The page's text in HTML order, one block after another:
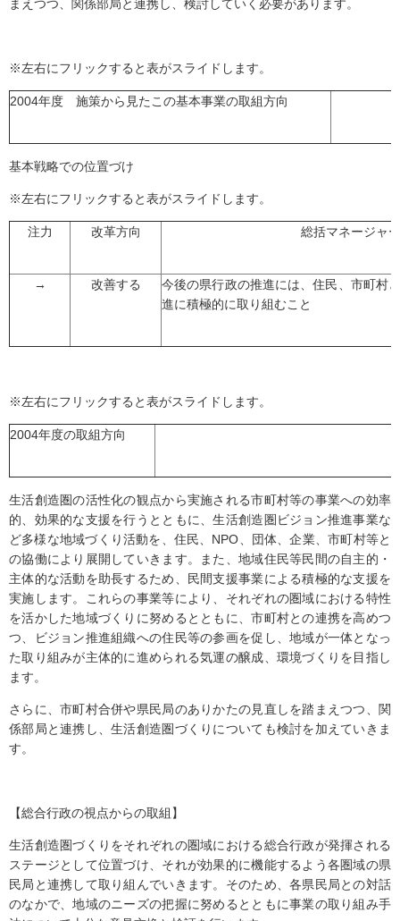
まえつつ、関係部局と連携し、検討していく必要があります。
※左右にフリックすると表がスライドします。
2004年度 施策から見たこの基本事業の取組方向
基本戦略での位置づけ
※左右にフリックすると表がスライドします。
注力 改革方向 総括マネージャ
→ 改善する
今後の県行政の推進には、住民、市町村
進に積極的に取り組むこと
※左右にフリックすると表がスライドします。
2004年度の取組方向
生活創造圏の活性化の観点から実施される市町村等の事業への効率
的、効果的な支援を行うとともに、生活創造圏ビジョン推進事業な
ど多様な地域づくり活動を、住民、NPO、団体、企業、市町村等と
の協働により展開していきます。また、地域住民等民間の自主的・
主体的な活動を助長するため、民間支援事業による積極的な支援を
実施します。これらの事業等により、それぞれの圏域における特性
を活かした地域づくりに努めるとともに、市町村との連携を高めつ
つ、ビジョン推進組織への住民等の参画を促し、地域が一体となっ
た取り組みが主体的に進められる気運の醸成、環境づくりを目指し
ます。
さらに、市町村合併や県民局のありかたの見直しを踏まえつつ、関
係部局と連携し、生活創造圏づくりについても検討を加えていきま
す。
【総合行政の視点からの取組】
生活創造圏づくりをそれぞれの圏域における総合行政が発揮される
ステージとして位置づけ、それが効果的に機能するよう各圏域の県
民局と連携して取り組んでいきます。そのため、各県民局との対話
のなかで、地域のニーズの把握に努めるとともに事業の取り組み手